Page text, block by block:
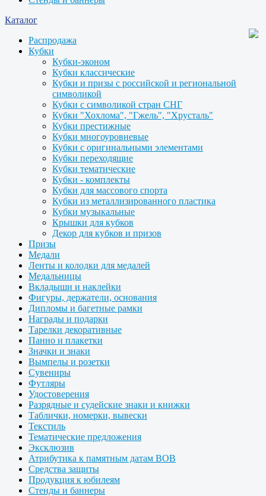
Каталог
Распродажа
Кубки
Кубки-эконом
Кубки классические
Кубки и призы с российской и региональной
символикой
Кубки с символикой стран СНГ
Кубки "Хохлома", "Гжель", "Хрусталь"
Кубки престижные
Кубки многоуровневые
Кубки с оригинальными элементами
Кубки переходящие
Кубки тематические
Кубки - комплекты
Кубки для массового спорта
Кубки из металлизированного пластика
Кубки музыкальные
Крышки для кубков
Декор для кубков и призов
Призы
Медали
Ленты и колодки для медалей
Медальницы
Вкладыши и наклейки
Фигуры, держатели, основания
Дипломы и багетные рамки
Награды и подарки
Тарелки декоративные
Панно и плакетки
Значки и знаки
Вымпелы и розетки
Сувениры
Футляры
Удостоверения
Разрядные и судейские знаки и книжки
Таблички, номерки, вывески
Текстиль
Тематические предложения
Эксклюзив
Атрибутика к памятным датам ВОВ
Средства защиты
Продукция к юбилеям
Стенды и баннеры